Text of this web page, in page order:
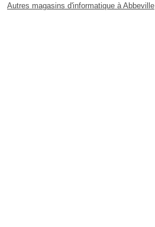
Autres magasins d'informatique à Abbeville